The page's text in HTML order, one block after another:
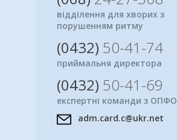
відділення для хворих з
порушенням ритму
(0432) 50-41-74
приймальня директора
(0432) 50-41-69
експертні команди з ОПФО
adm.card.c@ukr.net